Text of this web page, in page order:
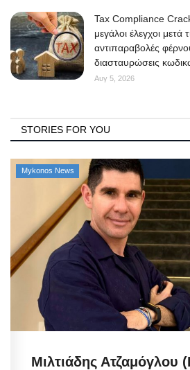
Tax Compliance
μεγάλοι έλεγχοι μετά
αντιπαραβολές
διασταυρώσεις
Αυγ 5, 2026
STORIES FOR YOU
Mykonos News
Μιλτιάδης Ατζαμόγλου